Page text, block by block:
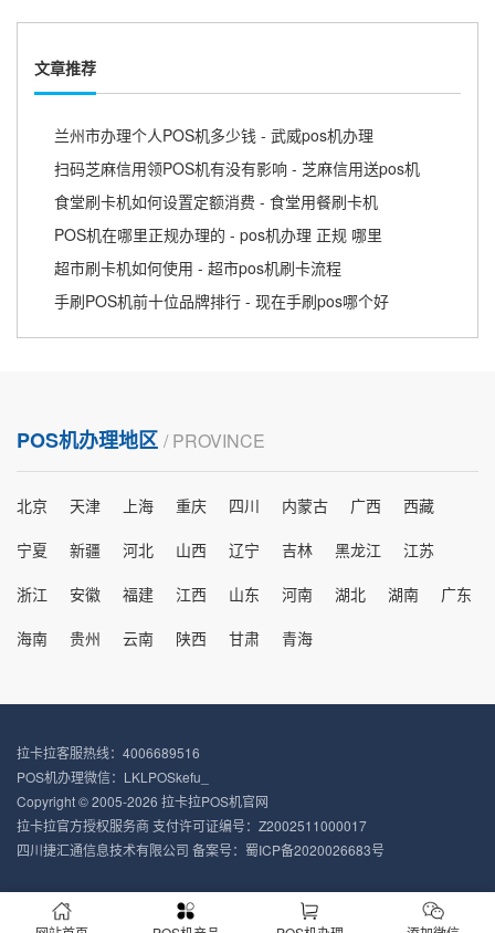
文章推荐
兰州市办理个人POS机多少钱 - 武威pos机办理
扫码芝麻信用领POS机有没有影响 - 芝麻信用送pos机
食堂刷卡机如何设置定额消费 - 食堂用餐刷卡机
POS机在哪里正规办理的 - pos机办理 正规 哪里
超市刷卡机如何使用 - 超市pos机刷卡流程
手刷POS机前十位品牌排行 - 现在手刷pos哪个好
POS机办理地区 / PROVINCE
北京 天津 上海 重庆 四川 内蒙古 广西
西藏
宁夏
新疆 河北 山西 辽宁 吉林 黑龙江
江苏
浙江
安徽 福建 江西 山东 河南 湖北 湖南
广东
海南
贵州 云南 陕西 甘肃 青海
拉卡拉客服热线：4006689516
POS机办理微信：LKLPOSkefu_
Copyright © 2005-2026 拉卡拉POS机官网
拉卡拉官方授权服务商 支付许可证编号：Z2002511000017
四川捷汇通信息技术有限公司 备案号： 蜀ICP备2020026683号